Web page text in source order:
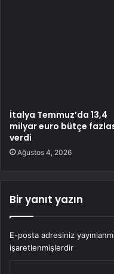
İtalya Temmuz’da 13,4
milyar euro bütçe
verdi
Ağustos 4, 2026
Bir yanıt yazın
E-posta adresiniz
işaretlenmişlerdir